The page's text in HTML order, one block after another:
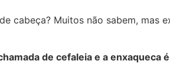
cabeça? Muitos não sabem, mas
de cefaleia e a enxaqueca